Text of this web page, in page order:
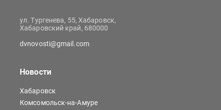
ул. Тургенева, 55, Хабаровск,
Хабаровский край, 680000
dvnovosti@gmail.com
Новости
Хабаровск
Комсомольск-на-Амуре